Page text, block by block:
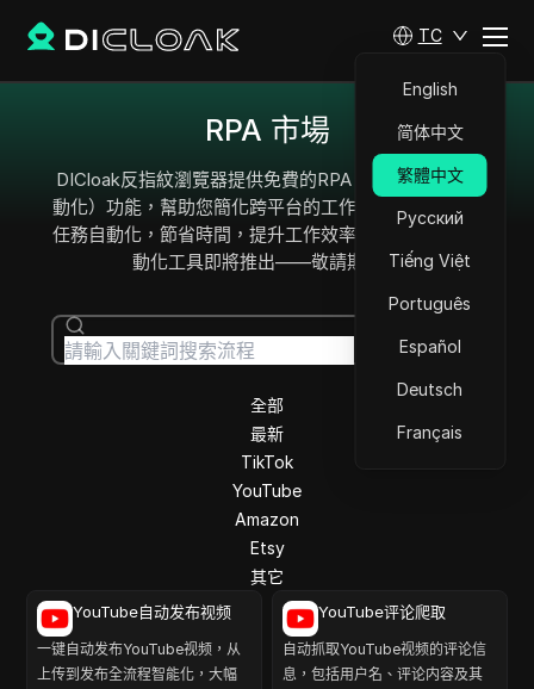
TC
English
简体中文
繁體中文
Русский
Tiếng Việt
Português
Español
Deutsch
Français
RPA 市場
DICloak反指紋瀏覽器提供免費的RPA（機器人流程自
動化）功能，幫助您簡化跨平台的工作流程。輕鬆實現
任務自動化，節省時間，提升工作效率。更多強大的自
動化工具即將推出——敬請期待！
流程
全部
最新
TikTok
YouTube
Amazon
Etsy
其它
YouTube自动发布视频
一键自动发布YouTube视频，从
上传到发布全流程智能化，大幅
YouTube评论爬取
自动抓取YouTube视频的评论信
息，包括用户名、评论内容及其